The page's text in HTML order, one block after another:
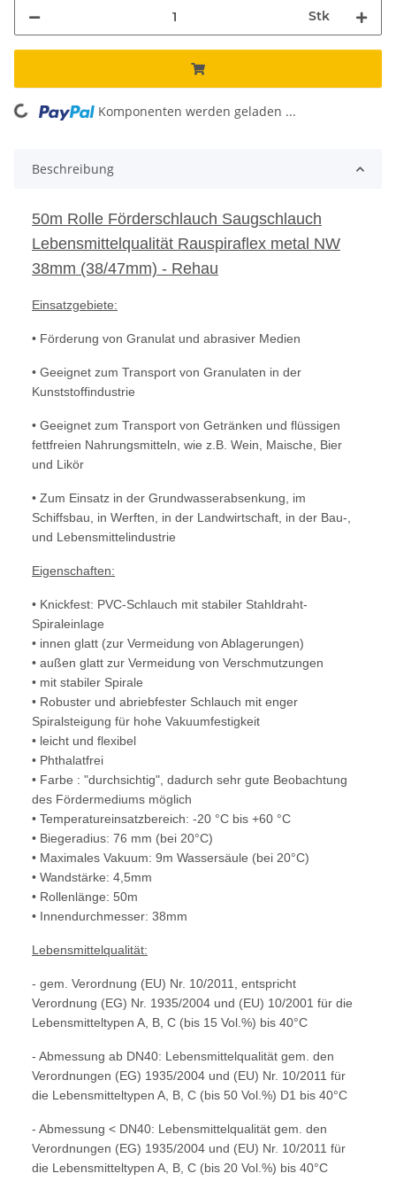
Stk
Komponenten werden geladen ...
Beschreibung
50m Rolle Förderschlauch Saugschlauch
Lebensmittelqualität Rauspiraflex metal NW
38mm (38/47mm) - Rehau
Einsatzgebiete:
• Förderung von Granulat und abrasiver Medien
• Geeignet zum Transport von Granulaten in der
Kunststoffindustrie
• Geeignet zum Transport von Getränken und flüssigen
fettfreien Nahrungsmitteln, wie z.B. Wein, Maische, Bier
und Likör
• Zum Einsatz in der Grundwasserabsenkung, im
Schiffsbau, in Werften, in der Landwirtschaft, in der Bau-,
und Lebensmittelindustrie
Eigenschaften:
• Knickfest: PVC-Schlauch mit stabiler Stahldraht-
Spiraleinlage
• innen glatt (zur Vermeidung von Ablagerungen)
• außen glatt zur Vermeidung von Verschmutzungen
• mit stabiler Spirale
• Robuster und abriebfester Schlauch mit enger
Spiralsteigung für hohe Vakuumfestigkeit
• leicht und flexibel
• Phthalatfrei
• Farbe : "durchsichtig", dadurch sehr gute Beobachtung
des Fördermediums möglich
• Temperatureinsatzbereich: -20 °C bis +60 °C
• Biegeradius: 76 mm (bei 20°C)
• Maximales Vakuum: 9m Wassersäule (bei 20°C)
• Wandstärke: 4,5mm
• Rollenlänge: 50m
• Innendurchmesser: 38mm
Lebensmittelqualität:
- gem. Verordnung (EU) Nr. 10/2011, entspricht
Verordnung (EG) Nr. 1935/2004 und (EU) 10/2001 für die
Lebensmitteltypen A, B, C (bis 15 Vol.%) bis 40°C
- Abmessung ab DN40: Lebensmittelqualität gem. den
Verordnungen (EG) 1935/2004 und (EU) Nr. 10/2011 für
die Lebensmitteltypen A, B, C (bis 50 Vol.%) D1 bis 40°C
- Abmessung < DN40: Lebensmittelqualität gem. den
Verordnungen (EG) 1935/2004 und (EU) Nr. 10/2011 für
die Lebensmitteltypen A, B, C (bis 20 Vol.%) bis 40°C